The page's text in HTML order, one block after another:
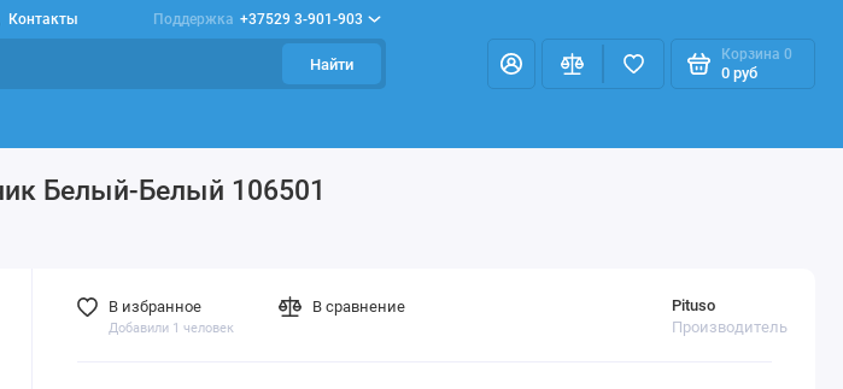
Контакты Поддержка +37529 3-901-903
Найти
Корзина 0
0 руб
Белый-Белый 106501
Pituso
Производитель
В избранное
Добавили 1 человек
В сравнение